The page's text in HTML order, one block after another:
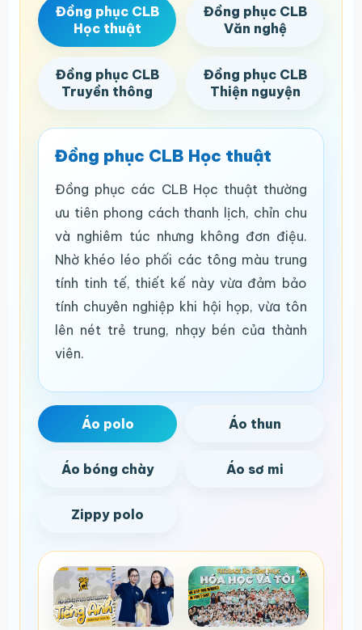
Đồng phục CLB
Học thuật
Đồng phục CLB
Văn nghệ
Đồng phục CLB
Truyền thông
Đồng phục CLB
Thiện nguyện
Đồng phục CLB Học thuật
Đồng phục các CLB Học thuật thường
ưu tiên phong cách thanh lịch, chỉn chu
và nghiêm túc nhưng không đơn điệu.
Nhờ khéo léo phối các tông màu trung
tính tinh tế, thiết kế này vừa đảm bảo
tính chuyên nghiệp khi hội họp, vừa tôn
lên nét trẻ trung, nhạy bén của thành
viên.
Áo polo Áo thun
Áo bóng chày Áo sơ mi
Zippy polo